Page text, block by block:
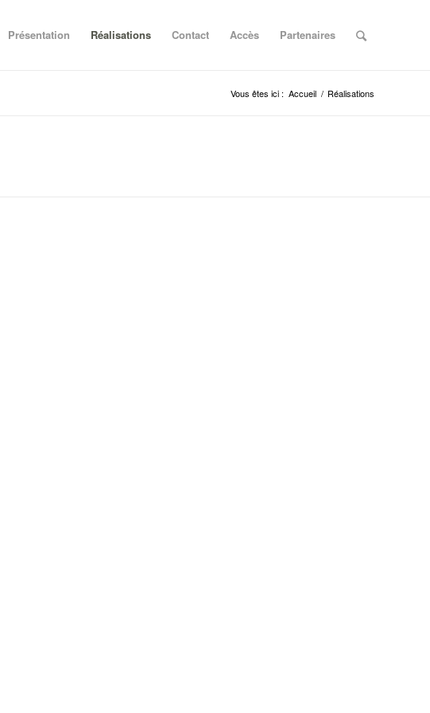
Présentation Réalisations Contact Accès Partenaires
Vous êtes ici : Accueil / Réalisations